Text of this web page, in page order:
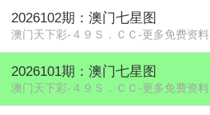
2026102期：澳门七星图
澳门天下彩-４９Ｓ．ＣＣ-更多免费资料
2026101期：澳门七星图
澳门天下彩-４９Ｓ．ＣＣ-更多免费资料